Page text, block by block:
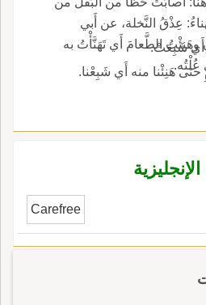
عِذْقُ النَّخلة، عن أَبي
وهَنِئْتُ الطَّعامَ أَي تَهَنَّأْتُ به
عُلْتُه.
أَي شَبِعَتْ.
حتى هَنِئْنا منه أَي شَبِعْنا.
Carefree